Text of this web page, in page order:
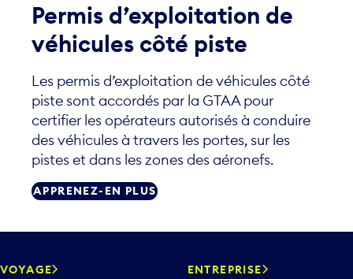
Permis d’exploitation de
véhicules côté piste
Les permis d’exploitation de véhicules côté
piste sont accordés par la GTAA pour
certifier les opérateurs autorisés à conduire
des véhicules à travers les portes, sur les
pistes et dans les zones des aéronefs.
APPRENEZ-EN PLUS
VOYAGE ENTREPRISE